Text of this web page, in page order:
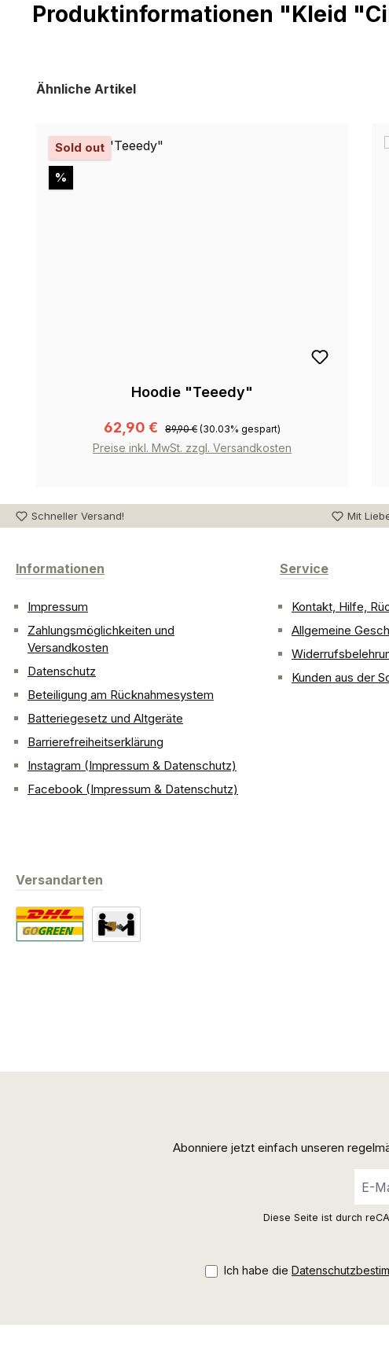
Produktinformationen "Kleid
Produktgalerie überspringen
Ähnliche Artikel
Sold out
%
Hoodie "Teeedy"
62,90 € 89,90 € (30.03% gespart)
Preise inkl. MwSt. zzgl. Versandkosten
Schneller Versand! Mit
Informationen
Impressum
Zahlungsmöglichkeiten und
Versandkosten
Datenschutz
Beteiligung am Rücknahmesystem
Batteriegesetz und Altgeräte
Barrierefreiheitserklärung
Instagram (Impressum & Datenschutz)
Facebook (Impressum & Datenschutz)
Service
Kontakt, Hilfe,
Allgemeine
Kunden aus der
Versandarten
Abonniere jetzt einfach unseren
Mail-
Diese Seite ist durch
Ich habe die